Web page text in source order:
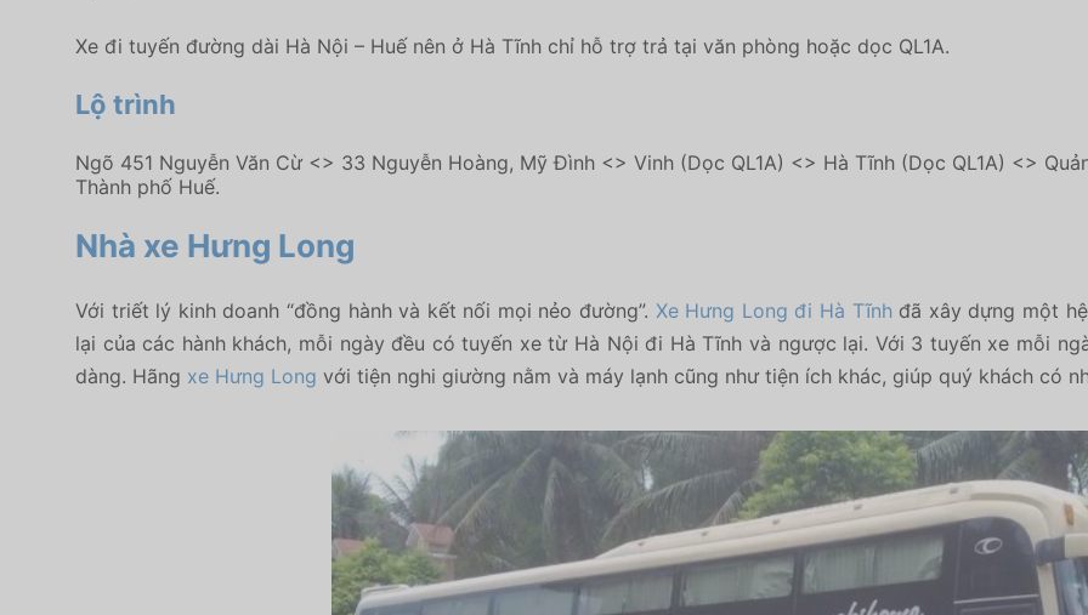
Xe đi tuyến đường dài Hà Nội – Huế nên ở Hà Tĩnh chỉ hỗ trợ trả tại văn phòng hoặc dọc QL1A.
Lộ trình
Ngõ 451 Nguyễn Văn Cừ <> 33 Nguyễn Hoàng, Mỹ Đình <> Vinh (Dọc QL1A) <> Hà Tĩnh (Dọc QL1A) <>
Thành phố Huế.
Nhà xe Hưng Long
Với triết lý kinh doanh “đồng hành và kết nối mọi nẻo đường”. Xe Hưng Long đi Hà Tĩnhđã xây dựng một
lại của các hành khách, mỗi ngày đều có tuyến xe từ Hà Nội đi Hà Tĩnh và ngược lại. Với 3 tuyến xe mỗi
dàng. Hãng xe Hưng Long với tiện nghi giường nằm và máy lạnh cũng như tiện ích khác, giúp quý khách có